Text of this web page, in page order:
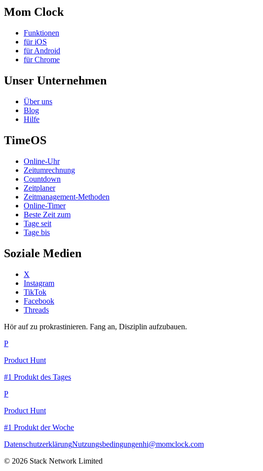
Mom Clock
Funktionen
für iOS
für Android
für Chrome
Unser Unternehmen
Über uns
Blog
Hilfe
TimeOS
Online-Uhr
Zeitumrechnung
Countdown
Zeitplaner
Zeitmanagement-Methoden
Online-Timer
Beste Zeit zum
Tage seit
Tage bis
Soziale Medien
X
Instagram
TikTok
Facebook
Threads
Hör auf zu prokrastinieren. Fang an, Disziplin aufzubauen.
P
Product Hunt
#1 Produkt des Tages
P
Product Hunt
#1 Produkt der Woche
DatenschutzerklärungNutzungsbedingungenhi@momclock.com
© 2026 Stack Network Limited